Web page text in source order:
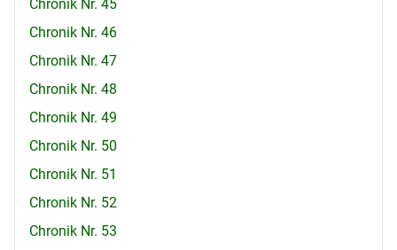
Chronik Nr. 45
Chronik Nr. 46
Chronik Nr. 47
Chronik Nr. 48
Chronik Nr. 49
Chronik Nr. 50
Chronik Nr. 51
Chronik Nr. 52
Chronik Nr. 53